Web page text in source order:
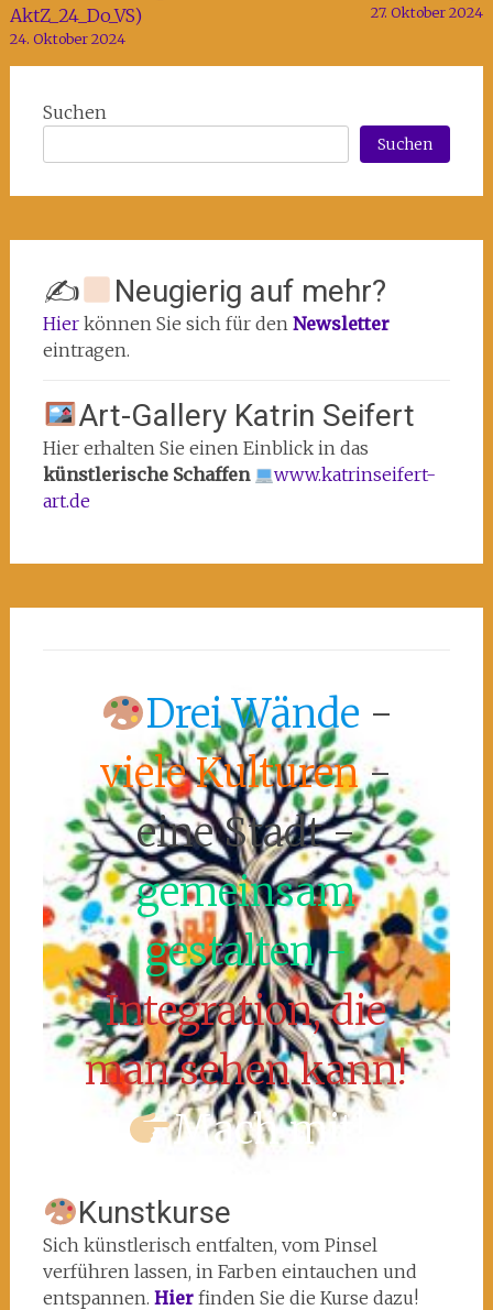
AktZ_24_Do_VS)
24. Oktober 2024
27. Oktober 2024
Suchen
Suchen
✍ Neugierig auf mehr?
Hierkönnen Sie sich für den Newsletter
eintragen.
Art-Gallery Katrin Seifert
Hier erhalten Sie einen Einblick in das
künstlerische Schaffen
www.katrinseifert-
art.de
Drei Wände -
viele Kulturen-
eine Stadt -
gemeinsam
gestalten -
Integration, die
man sehen kann!
Mach mit!
Kunstkurse
Sich künstlerisch entfalten, vom Pinsel
verführen lassen, in Farben eintauchen und
entspannen. Hier finden Sie die Kurse dazu!